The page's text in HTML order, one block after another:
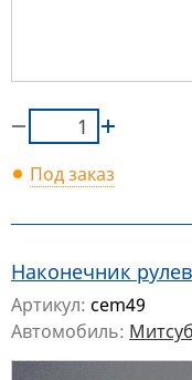
Под заказ
Наконечник
Артикул: cem49
Автомобиль: